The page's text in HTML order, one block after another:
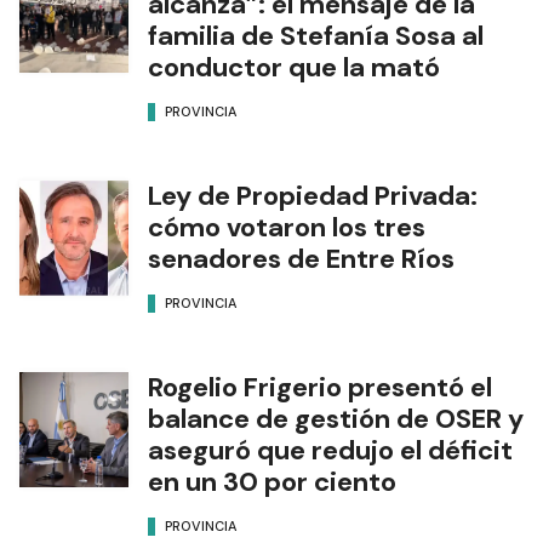
familia de Stefanía Sosa al
conductor que la mató
PROVINCIA
Ley de Propiedad Privada:
cómo votaron los tres
senadores de Entre Ríos
PROVINCIA
Rogelio Frigerio presentó el
balance de gestión de OSER y
aseguró que redujo el déficit
en un 30 por ciento
PROVINCIA